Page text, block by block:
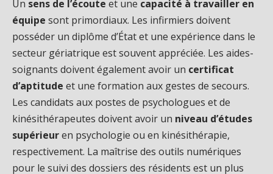
Un sens de l’écoute et une capacité à travailler en
équipe sont primordiaux. Les infirmiers doivent
posséder un diplôme d’État et une expérience dans le
secteur gériatrique est souvent appréciée. Les aides-
soignants doivent également avoir un certificat
d’aptitude et une formation aux gestes de secours.
Les candidats aux postes de psychologues et de
kinésithérapeutes doivent avoir un niveau d’études
supérieuren psychologie ou en kinésithérapie,
respectivement. La maîtrise des outils numériques
pour le suivi des dossiers des résidents est un plus